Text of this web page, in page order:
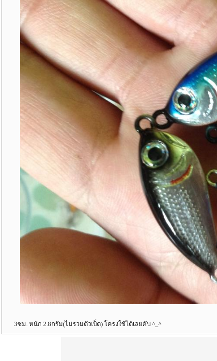
3ซม. หนัก 2.8กรัม(ไม่รวมตัวเบ็ด) โครงใช้ได้เลยคับ ^_^